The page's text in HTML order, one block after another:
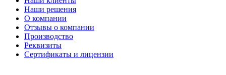
Наши решения
О компании
Отзывы о компании
Производство
Реквизиты
Сертификаты и лицензии